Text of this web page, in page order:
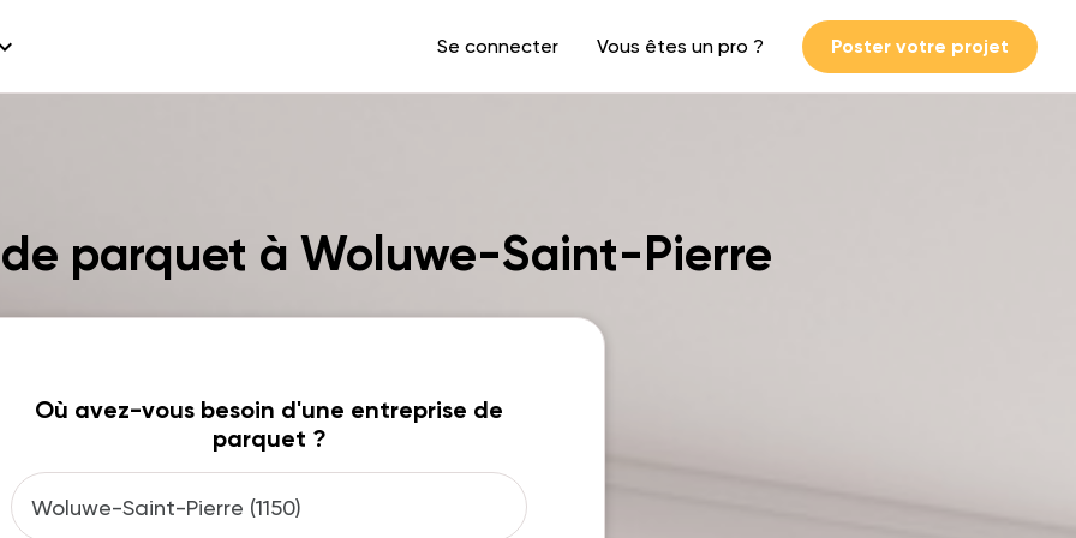
Se connecter Vous êtes un pro ? Poster votre projet
parquet à Woluwe-Saint-Pierre
Où avez-vous besoin d'une entreprise de
parquet ?